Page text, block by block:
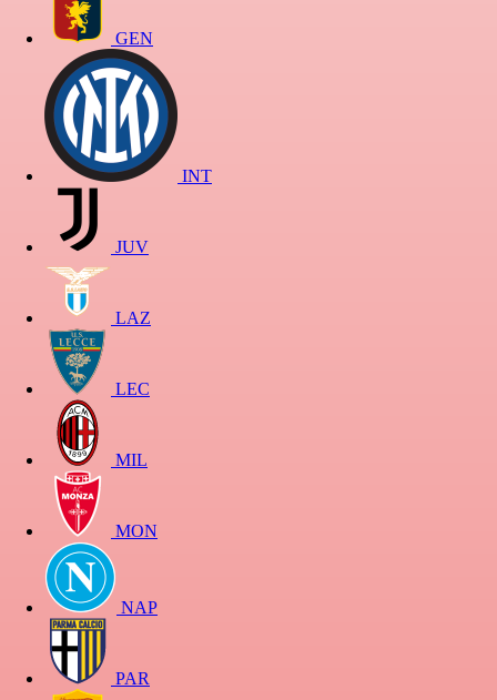
GEN
INT
JUV
LAZ
LEC
MIL
MON
NAP
PAR